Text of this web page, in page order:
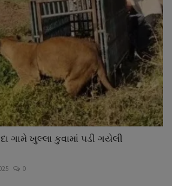
ગામે ખુલ્લા કુવામાં પડી ગયેલી
0